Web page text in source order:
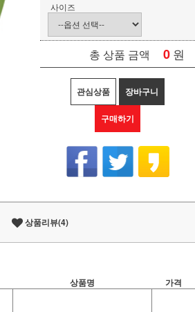
사이즈
총 상품 금액 0 원
관심상품 장바구니
구매하기
상품리뷰(4)
상품명 가격